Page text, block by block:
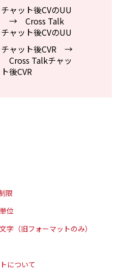
チャット後CVのUU
→ Cross Talk
チャット後CVのUU
チャット後CVR →
Cross Talkチャッ
ト後CVR
限
位
字（旧フォーマットのみ）
について